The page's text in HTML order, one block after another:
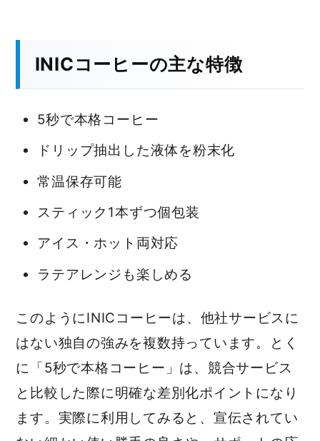
INICコーヒーの主な特徴
5秒で本格コーヒー
ドリップ抽出した液体を粉末化
常温保存可能
スティック1本ずつ個包装
アイス・ホット両対応
ラテアレンジも楽しめる
このようにINICコーヒーは、他社サービスに
はない独自の強みを複数持っています。とく
に「5秒で本格コーヒー」は、競合サービス
と比較した際に明確な差別化ポイントになり
ます。実際に利用してみると、宣伝されてい